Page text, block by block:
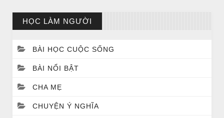
HỌC LÀM NGƯỜI
BÀI HỌC CUỘC SỐNG
BÀI NỔI BẬT
CHA MẸ
CHUYỆN Ý NGHĨA